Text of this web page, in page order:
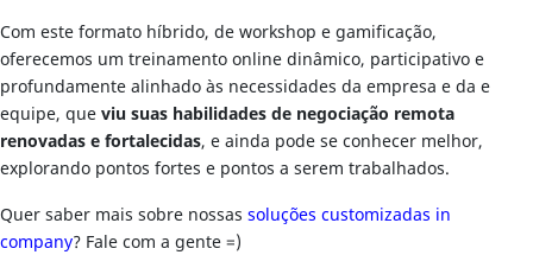
Com este formato híbrido, de workshop e gamificação,
oferecemos um treinamento online dinâmico, participativo e
profundamente alinhado às necessidades da empresa e da e
equipe, queviu suas habilidades de negociação remota
renovadas e fortalecidas, e ainda pode se conhecer melhor,
explorando pontos fortes e pontos a serem trabalhados.
Quer saber mais sobre nossas soluções customizadas in
company? Fale com a gente =)